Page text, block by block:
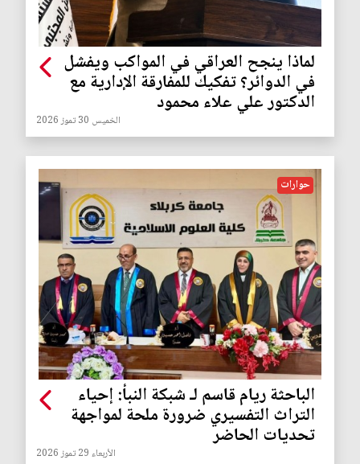
لماذا ينجح العراقي في المواكب ويفشل
في الدوائر؟ تفكيك للمفارقة الإدارية مع
الدكتور علي علاء محمود
الخميس 30 تموز 2026
حوارات
الباحثة ريام قاسم لـ شبكة النبأ: إحياء
التراث التفسيري ضرورة ملحة لمواجهة
تحديات الحاضر
الأربعاء 29 تموز 2026